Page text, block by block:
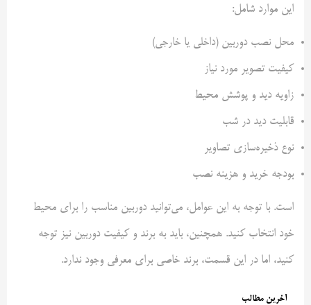
این موارد شامل:
محل نصب دوربین (داخلی یا خارجی)
کیفیت تصویر مورد نیاز
زاویه دید و پوشش محیط
قابلیت دید در شب
نوع ذخیره‌سازی تصاویر
بودجه خرید و هزینه نصب
است. با توجه به این عوامل، می‌توانید دوربین مناسب را برای محیط
خود انتخاب کنید. همچنین، باید به برند و کیفیت دوربین نیز توجه
کنید، اما در این قسمت، برند خاصی برای معرفی وجود ندارد.
آخرین مطالب